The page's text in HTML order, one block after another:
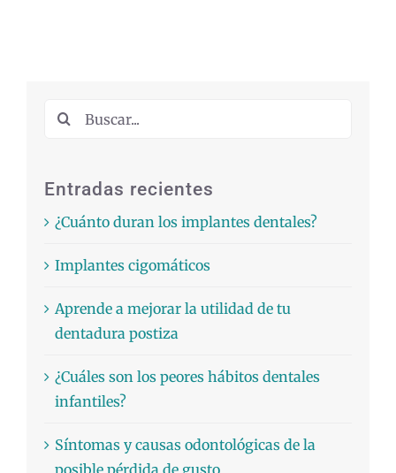
Buscar:
Entradas recientes
¿Cuánto duran los implantes dentales?
Implantes cigomáticos
Aprende a mejorar la utilidad de tu
dentadura postiza
¿Cuáles son los peores hábitos dentales
infantiles?
Síntomas y causas odontológicas de la
posible pérdida de gusto